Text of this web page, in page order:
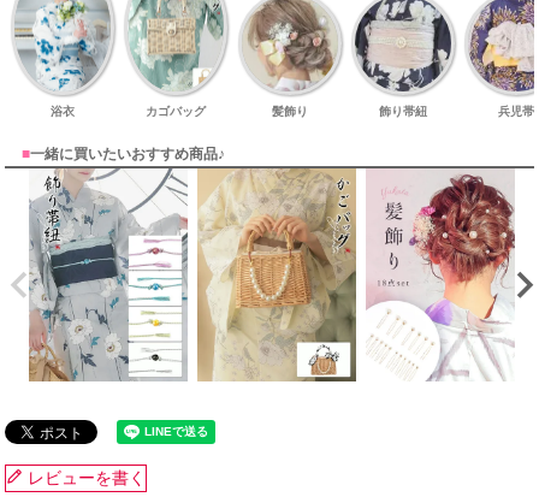
浴衣 カゴバッグ 髪飾り 飾り帯紐 兵児帯
■一緒に買いたいおすすめ商品♪
レビューを書く